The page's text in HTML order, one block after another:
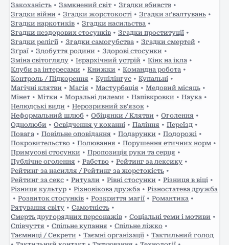
Закоханість • Замкнений світ • Згадки вбивств •
Згадки війни • Згадки жорстокості • Згадки зґвалтувань •
Згадки наркотиків • Згадки насильства •
Згадки нездорових стосунків • Згадки проституції •
Згадки релігії • Згадки самогубства • Згадки смертей •
Зґраї • Здобуття родини • Здорові стосунки •
Зміна світогляду • Ієрархічний устрій • Кінк на ікла •
Клуби за інтересами • Книжки • Командна робота •
Контроль / Підкорення • Кунілінгус • Купальні •
Магічні клятви • Магія • Мастурбація • Медовий місяць •
Мінет • Мітки • Моральні дилеми • Напівкровки • Наука •
Нелюдські види • Нерозривний зв'язок •
Неформальний шлюб • Обіцянки / Клятви • Оголення •
Однолюби • Освідчення у коханні • Паління • Переїзд •
Повага • Повільне оповідання • Подарунки • Подорожі •
Покровительство • Полювання • Порушення етичних норм •
Примусові стосунки • Пропозиція руки та серця •
Публічне оголення • Рабство • Рейтинг за лексику •
Рейтинг за насилля / Рейтинг за жорстокість •
Рейтинг за секс • Ритуали • Рівні стосунки • Різниця в віці •
Різниця культур • Різновікова дружба • Різностатева дружба
• Розвиток стосунків • Розкриття магії • Романтика •
Рятування світу • Самотність •
Смерть другорядних персонажів • Соціальні теми і мотиви •
Співчуття • Спільне купання • Спільне ліжко •
Таємниці / Секрети • Таємні організації • Тактильний голод